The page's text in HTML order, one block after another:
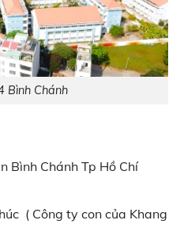
Bình Chánh
Bình Chánh Tp Hồ Chí
( Công ty con của Khang